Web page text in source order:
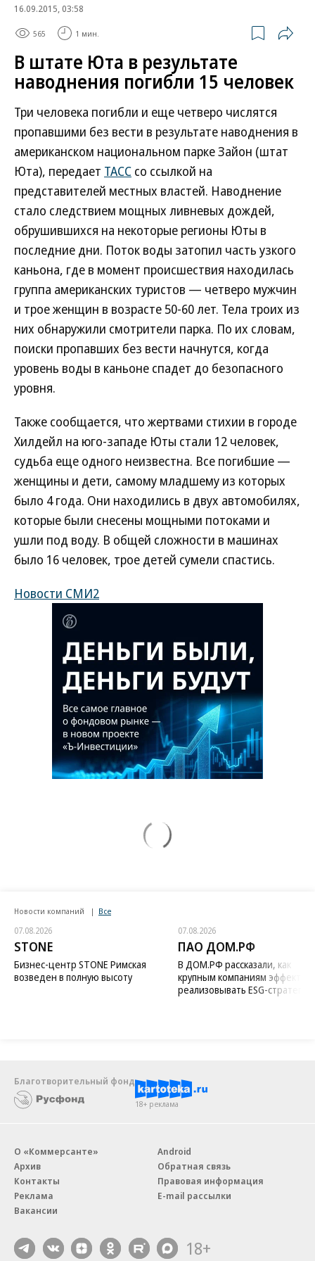
16.09.2015, 03:58
565 1 мин.
В штате Юта в результате
наводнения погибли 15 человек
Три человека погибли и еще четверо числятся
пропавшими без вести в результате наводнения в
американском национальном парке Зайон (штат
Юта), передает ТАСС со ссылкой на
представителей местных властей. Наводнение
стало следствием мощных ливневых дождей,
обрушившихся на некоторые регионы Юты в
последние дни. Поток воды затопил часть узкого
каньона, где в момент происшествия находилась
группа американских туристов — четверо мужчин
и трое женщин в возрасте 50-60 лет. Тела троих из
них обнаружили смотрители парка. По их словам,
поиски пропавших без вести начнутся, когда
уровень воды в каньоне спадет до безопасного
уровня.
Также сообщается, что жертвами стихии в городе
Хилдейл на юго-западе Юты стали 12 человек,
судьба еще одного неизвестна. Все погибшие —
женщины и дети, самому младшему из которых
было 4 года. Они находились в двух автомобилях,
которые были снесены мощными потоками и
ушли под воду. В общей сложности в машинах
было 16 человек, трое детей сумели спастись.
Новости СМИ2
Новости компаний Все
07.08.2026
STONE
Бизнес-центр STONE Римская
возведен в полную высоту
07.08.2026
ПАО ДОМ.РФ
В ДОМ.РФ рассказали, как
крупным компаниям
реализовывать ESG-стратегию
Благотворительный фонд
18+ реклама
О «Коммерсанте»
Архив
Контакты
Реклама
Вакансии
Android
Обратная связь
Правовая информация
E-mail рассылки
18+